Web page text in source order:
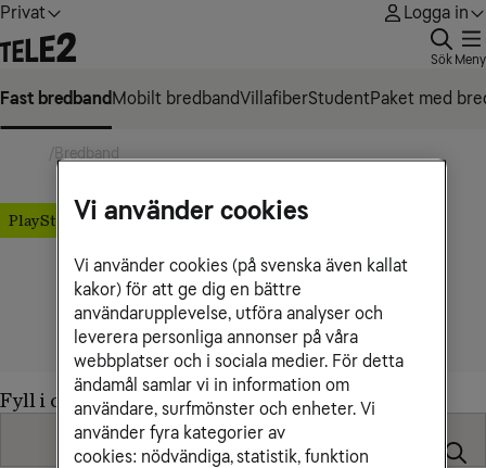
Privat Logga in
Sök Meny
Fast bredbandMobilt bredbandVillafiberStudentPaket med
Bredband
PlayStation 5 ingår
Bredband
Snabbt bredband från stad till landsbygd. Från 299
Fyll i din adress och hitta rätt bredband för dig
Vi använder cookies
Vi använder cookies (på svenska även kallat
kakor) för att ge dig en bättre
användarupplevelse, utföra analyser och
leverera personliga annonser på våra
webbplatser och i sociala medier. För detta
ändamål samlar vi in information om
användare, surfmönster och enheter. Vi
använder fyra kategorier av
cookies: nödvändiga, statistik, funktion